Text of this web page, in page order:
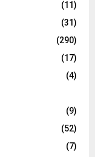
(11)
(31)
(290)
(17)
(4)
(9)
(52)
(7)